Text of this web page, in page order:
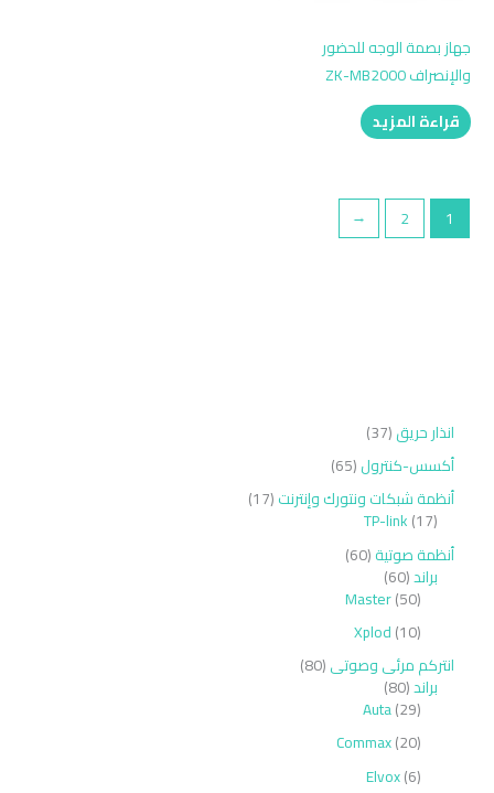
انذار حريق 37
أكسس-كنترول 65
أنظمة شبكات ونتورك وإنترنت 17
TP-link 17
أنظمة صوتية 60
براند 60
Master 50
Xplod 10
انتركم مرئى وصوتى 80
براند 80
Auta 29
Commax 20
Elvox 6
جهاز بصمة الوجه للحضور
والإنصراف ZK-MB2000
قراءة المزيد
1
2
←